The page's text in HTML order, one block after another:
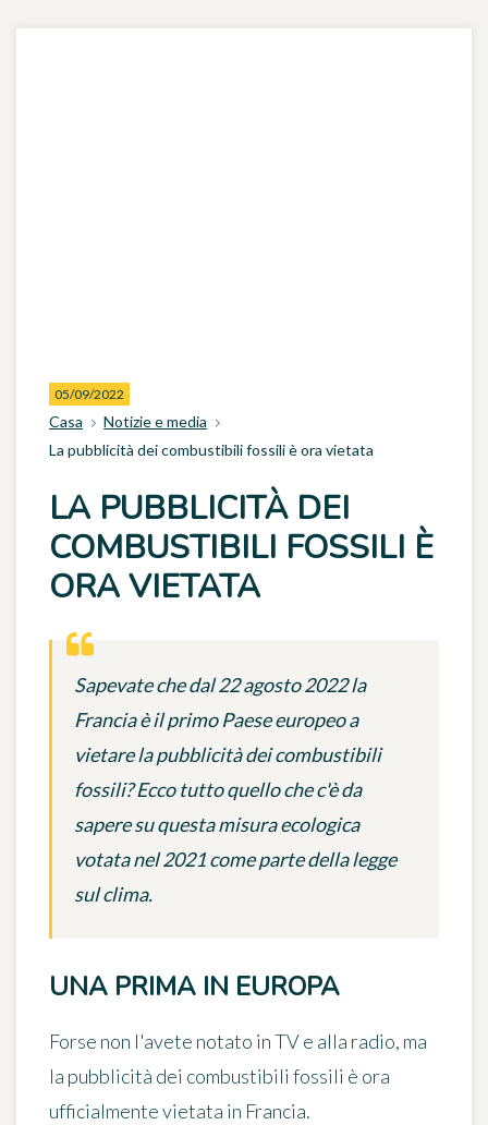
05/09/2022
Casa
Notizie e media
La pubblicità dei combustibili fossili è ora vietata
LA PUBBLICITÀ DEI
COMBUSTIBILI FOSSILI È
ORA VIETATA
Sapevate che dal 22 agosto 2022 la
Francia è il primo Paese europeo a
vietare la pubblicità dei combustibili
fossili? Ecco tutto quello che c'è da
sapere su questa misura ecologica
votata nel 2021 come parte della legge
sul clima.
UNA PRIMA IN EUROPA
Forse non l'avete notato in TV e alla radio, ma
la pubblicità dei combustibili fossili è ora
ufficialmentevietata in Francia.